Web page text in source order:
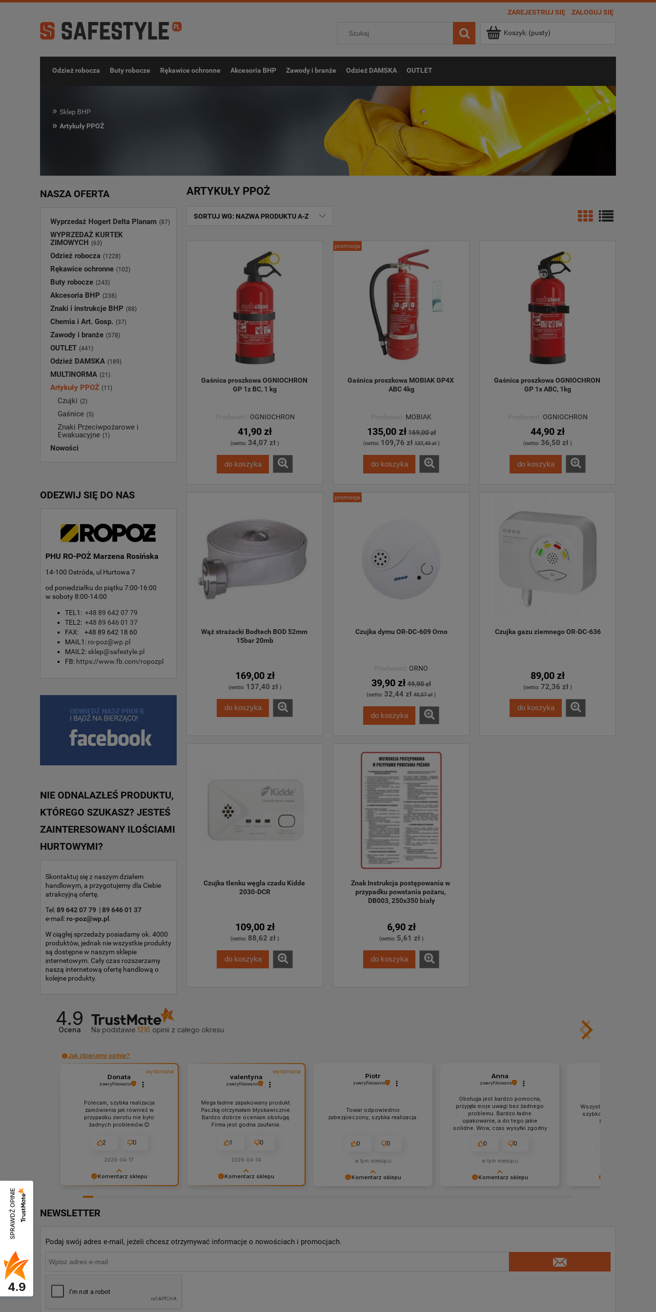
ZAREJESTRUJ SIĘ ZALOGUJ SIĘ
Koszyk: (pusty)
Odzież robocza Buty robocze Rękawice ochronne Akcesoria BHP Zawody i branże Odzież DAMSKA OUTLET
» Sklep BHP
» Artykuły PPOŻ
NASZA OFERTA
Wyprzedaż Hogert Delta Planam (87)
WYPRZEDAŻ KURTEK
ZIMOWYCH (63)
Odzież robocza (1228)
Rękawice ochronne (102)
Buty robocze (243)
Akcesoria BHP (238)
Znaki i instrukcje BHP (88)
Chemia i Art. Gosp. (37)
Zawody i branże (578)
OUTLET (441)
Odzież DAMSKA (189)
MULTINORMA (21)
Artykuły PPOŻ (11)
Czujki (2)
Gaśnice (5)
Znaki Przeciwpożarowe i
Ewakuacyjne (1)
Nowości
ODEZWIJ SIĘ DO NAS
PHU RO-POŻ Marzena Rosińska
14-100 Ostróda, ul Hurtowa 7
od poniedziałku do piątku 7:00-16:00
w soboty 8:00-14:00
TEL1: +48 89 642 07 79
TEL2: +48 89 646 01 37
FAX: +48 89 642 18 60
MAIL1: ro-poz@wp.pl
MAIL2: sklep@safestyle.pl
FB: https://www.fb.com/ropozpl
NIE ODNALAZŁEŚ PRODUKTU,
KTÓREGO SZUKASZ? JESTEŚ
ZAINTERESOWANY ILOŚCIAMI
HURTOWYMI?
Skontaktuj się z naszym działem
handlowym, a przygotujemy dla Ciebie
atrakcyjną ofertę.
Tel:89 642 07 79 |89 646 01 37
e-mail:ro-poz@wp.pl .
W ciągłej sprzedaży posiadamy ok. 4000
produktów, jednak nie wszystkie produkty
są dostępne w naszym sklepie
internetowym. Cały czas rozszerzamy
naszą internetową ofertę handlową o
kolejne produkty.
ARTYKUŁY PPOŻ
SORTUJ WG: NAZWA PRODUKTU A-Z
Gaśnica proszkowa OGNIOCHRON
GP 1z BC, 1 kg
Producent: OGNIOCHRON
41,90 zł
(netto: 34,07 zł )
do koszyka
Gaśnica proszkowa MOBIAK GP4X
ABC 4kg
Producent: MOBIAK
135,00 zł169,00 zł
(netto: 109,76 zł 137,40 zł)
do koszyka
promocja
Gaśnica proszkowa OGNIOCHRON
GP 1x ABC, 1kg
Producent: OGNIOCHRON
44,90 zł
(netto: 36,50 zł )
do koszyka
Wąż strażacki Bodtech BOD 52mm
15bar 20mb
169,00 zł
(netto: 137,40 zł)
do koszyka
Czujka dymu OR-DC-609 Orno
Producent: ORNO
39,90 zł49,90 zł
(netto: 32,44 zł 40,57 zł )
do koszyka
promocja
Czujka gazu ziemnego OR-DC-636
89,00 zł
(netto: 72,36 zł )
do koszyka
Czujka tlenku węgla czadu Kidde
2030-DCR
109,00 zł
(netto: 88,62 zł )
do koszyka
Znak Instrukcja postępowania w
przypadku powstania pożaru,
DB003, 250x350 biały
6,90 zł
(netto: 5,61 zł)
do koszyka
4.9
Ocena Na podstawie 1216 opinii z całego okresu
Jak zbieramy opinie?
Komentarz sklepu
wyróżniona
Donata
zweryfikowano
Polecam, szybka realizacja
zamówienia jak również w
przypadku zwrotu nie było
żadnych problemów.😊
2 0
2026-04-17
Komentarz sklepu
wyróżniona
valentyna
zweryfikowano
Mega ładnie zapakowany produkt.
Paczkę otrzymałam błyskawicznie.
Bardzo dobrze oceniam obsługę.
Firma jest godna zaufania.
1 0
2026-04-14
Komentarz sklepu
Piotr
zweryfikowano
Towar odpowiednio
zabezpieczony, szybka realizacja.
0 0
w tym miesiącu
Komentarz sklepu
Anna
zweryfikowano
Obsługa jest bardzo pomocna,
przyjęła moje uwagi bez żadnego
problemu. Bardzo ładne
opakowanie, a do tego jakie
solidne. Wow, czas wysyłki zgodny
rzadko zdarza. Przesyłka dotarła do
0 0
w tym miesiącu
Wszystko super -obsługa i
szybko sprawnie i dobrej
Polecam serdecznie
NEWSLETTER
Podaj swój adres e-mail, jeżeli chcesz otrzymywać informacje o nowościach i promocjach.
SPRAWDŹ OPINIE
4.9